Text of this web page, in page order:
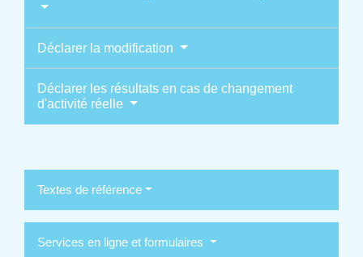
Déclarer la modification
Déclarer les résultats en cas de changement
d'activité réelle
Textes de référence
Services en ligne et formulaires